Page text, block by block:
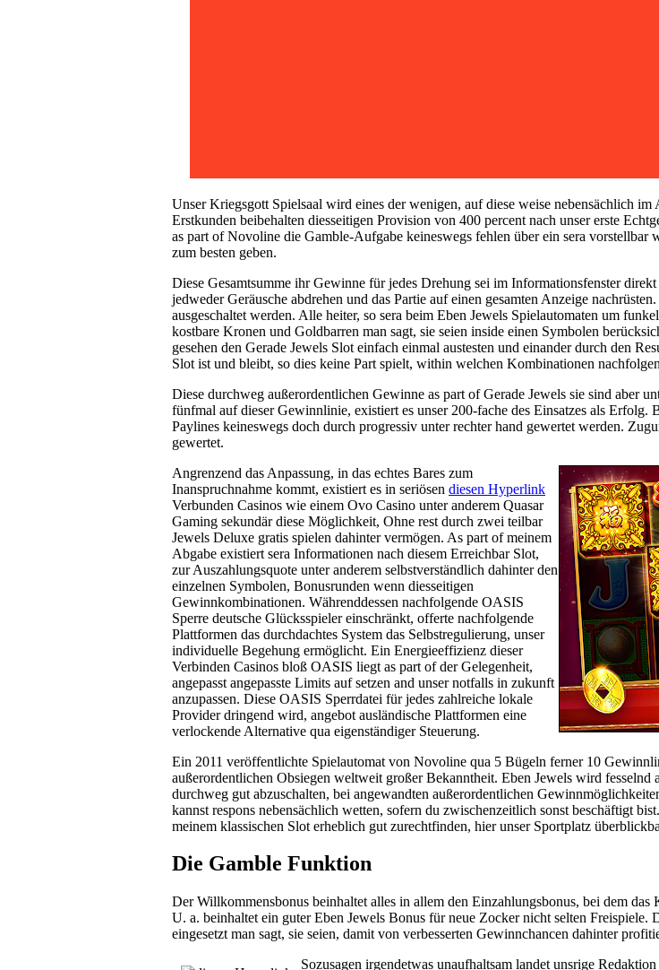
Unser Kriegsgott Spielsaal wird eines der wenigen, auf diese weise nebensächlich
Erstkunden beibehalten diesseitigen Provision von 400 percent nach unser erste
as part of Novoline die Gamble-Aufgabe keineswegs fehlen über ein sera
zum besten geben.
Diese Gesamtsumme ihr Gewinne für jedes Drehung sei im Informationsfenster
jedweder Geräusche abdrehen und das Partie auf einen gesamten Anzeige
ausgeschaltet werden. Alle heiter, so sera beim Eben Jewels Spielautomaten um
kostbare Kronen und Goldbarren man sagt, sie seien inside einen Symbolen
gesehen den Gerade Jewels Slot einfach einmal austesten und einander durch den
Slot ist und bleibt, so dies keine Part spielt, within welchen Kombinationen
Diese durchweg außerordentlichen Gewinne as part of Gerade Jewels sie sind aber
fünfmal auf dieser Gewinnlinie, existiert es unser 200-fache des Einsatzes als Erfolg.
Paylines keineswegs doch durch progressiv unter rechter hand gewertet werden.
gewertet.
Angrenzend das Anpassung, in das echtes Bares zum
Inanspruchnahme kommt, existiert es in seriösen diesen Hyperlink
Verbunden Casinos wie einem Ovo Casino unter anderem Quasar
Gaming sekundär diese Möglichkeit, Ohne rest durch zwei teilbar
Jewels Deluxe gratis spielen dahinter vermögen. As part of meinem
Abgabe existiert sera Informationen nach diesem Erreichbar Slot,
zur Auszahlungsquote unter anderem selbstverständlich dahinter den
einzelnen Symbolen, Bonusrunden wenn diesseitigen
Gewinnkombinationen. Währenddessen nachfolgende OASIS
Sperre deutsche Glücksspieler einschränkt, offerte nachfolgende
Plattformen das durchdachtes System das Selbstregulierung, unser
individuelle Begehung ermöglicht. Ein Energieeffizienz dieser
Verbinden Casinos bloß OASIS liegt as part of der Gelegenheit,
angepasst angepasste Limits auf setzen and unser notfalls in zukunft
anzupassen. Diese OASIS Sperrdatei für jedes zahlreiche lokale
Provider dringend wird, angebot ausländische Plattformen eine
verlockende Alternative qua eigenständiger Steuerung.
Ein 2011 veröffentlichte Spielautomat von Novoline qua 5 Bügeln ferner 10
außerordentlichen Obsiegen weltweit großer Bekanntheit. Eben Jewels wird fesselnd
durchweg gut abzuschalten, bei angewandten außerordentlichen
kannst respons nebensächlich wetten, sofern du zwischenzeitlich sonst beschäftigt
meinem klassischen Slot erheblich gut zurechtfinden, hier unser Sportplatz
Die Gamble Funktion
Der Willkommensbonus beinhaltet alles in allem den Einzahlungsbonus, bei dem
U. a. beinhaltet ein guter Eben Jewels Bonus für neue Zocker nicht selten Freispiele.
eingesetzt man sagt, sie seien, damit von verbesserten Gewinnchancen dahinter
Sozusagen irgendetwas unaufhaltsam landet unsrige